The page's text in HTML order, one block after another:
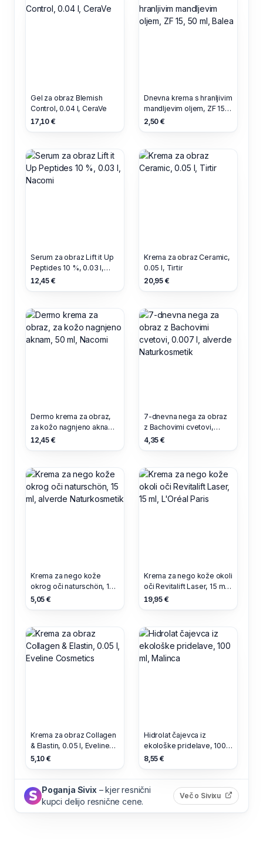
Gel za obraz Blemish
Control, 0.04 l, CeraVe
17,10 €
Dnevna krema s hranljivim
mandljevim oljem, ZF 15,
50 ml, Balea
2,50 €
Serum za obraz Lift it Up
Peptides 10 %, 0.03 l,
Nacomi
12,45 €
Krema za obraz Ceramic,
0.05 l, Tirtir
20,95 €
Dermo krema za obraz,
za kožo nagnjeno aknam,
50 ml, Nacomi
12,45 €
7-dnevna nega za obraz
z Bachovimi cvetovi,
0.007 l, alverde
4,35 €
Krema za nego kože
okrog oči naturschön, 15
ml, alverde
5,05 €
Krema za nego kože okoli
oči Revitalift Laser, 15 ml,
L'Oréal Paris
19,95 €
Krema za obraz Collagen
& Elastin, 0.05 l, Eveline
Cosmetics
5,10 €
Hidrolat čajevca iz
ekološke pridelave, 100
ml, Malinca
8,55 €
Poganja Sivix – kjer resnični
kupci delijo resnične cene.
Več o Sivixu (odpre